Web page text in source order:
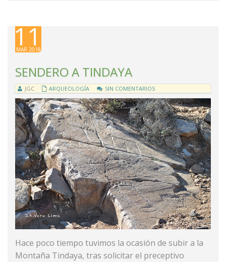
11
MAR 2018
SENDERO A TINDAYA
JGC ARQUEOLOGÍA SIN COMENTARIOS
Hace poco tiempo tuvimos la ocasión de subir a la
Montaña Tindaya, tras solicitar el preceptivo